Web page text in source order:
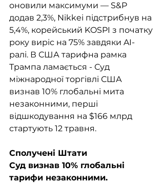
оновили максимуми — S&P
додав 2,3%, Nikkei підстрибнув на
5,4%, корейський KOSPI з початку
року виріс на 75% завдяки AI-
ралі. В США тарифна рамка
Трампа ламається - Суд
міжнародної торгівлі США
визнав 10% глобальні мита
незаконними, перші
відшкодування на $166 млрд
стартують 12 травня.
Сполучені Штати
Суд визнав 10% глобальні
тарифи незаконними.